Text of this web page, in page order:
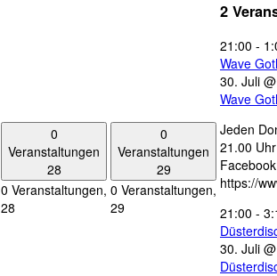
0
Veranstaltungen
28
0 Veranstaltungen,
28
0
Veranstaltungen
29
0 Veranstaltungen,
29
2
21:00 -
Wave
30. Juli
Wave
Jeden
21.00
https://
21:00 -
30. Juli